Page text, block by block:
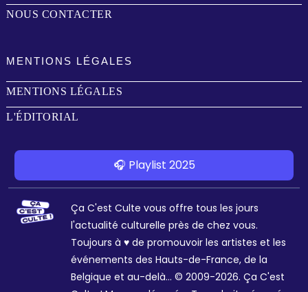
NOUS CONTACTER
MENTIONS LÉGALES
MENTIONS LÉGALES
L'ÉDITORIAL
🎧 Playlist 2025
Ça C'est Culte vous offre tous les jours
l'actualité culturelle près de chez vous.
Toujours à ♥ de promouvoir les artistes et les
événements des Hauts-de-France, de la
Belgique et au-delà... © 2009-2026. Ça C'est